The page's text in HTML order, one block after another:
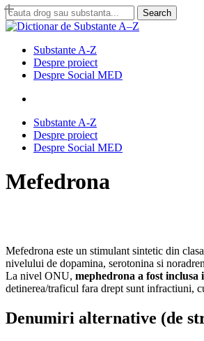
Skip
to
content
Search
Close
search
Menu
Substante A-Z
Despre proiect
Despre Social MED
Substante A-Z
Despre proiect
Despre Social MED
Mefedrona
Mefedrona este un stimulant sintetic din
nivelului de dopamina, serotonina si
La nivel ONU, mephedrona a fost
detinerea/traficul fara drept sunt infractiuni,
Denumiri alternative (de